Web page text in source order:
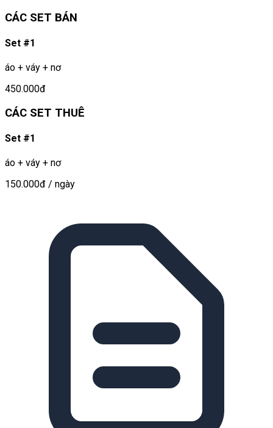
CÁC SET BÁN
Set #1
áo + váy + nơ
450.000đ
CÁC SET THUÊ
Set #1
áo + váy + nơ
150.000đ / ngày